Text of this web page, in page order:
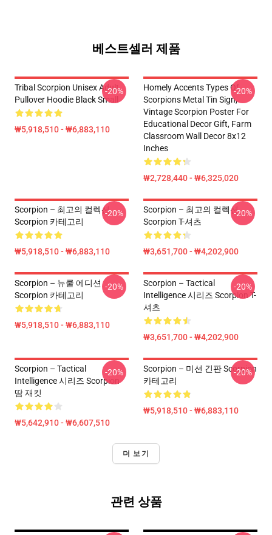
베스트셀러 제품
Tribal Scorpion Unisex Adult
Pullover Hoodie Black Small
₩5,918,510 - ₩6,883,110
-20%
Homely Accents Types Of
Scorpions Metal Tin Sign,
Vintage Scorpion Poster For
Educational Decor Gift, Farm
Classroom Wall Decor 8x12
Inches
₩2,728,440 - ₩6,325,020
-20%
Scorpion – 최고의 컬렉션
Scorpion 카테고리
₩5,918,510 - ₩6,883,110
-20%
Scorpion – 최고의 컬렉션
Scorpion T-셔츠
₩3,651,700 - ₩4,202,900
-20%
Scorpion – 뉴쿨 에디션
Scorpion 카테고리
₩5,918,510 - ₩6,883,110
-20%
Scorpion – Tactical
Intelligence 시리즈 Scorpion T-
셔츠
₩3,651,700 - ₩4,202,900
-20%
Scorpion – Tactical
Intelligence 시리즈 Scorpion
땀 재킷
₩5,642,910 - ₩6,607,510
-20%
Scorpion – 미션 긴판 Scorpion
카테고리
₩5,918,510 - ₩6,883,110
-20%
더 보기
관련 상품